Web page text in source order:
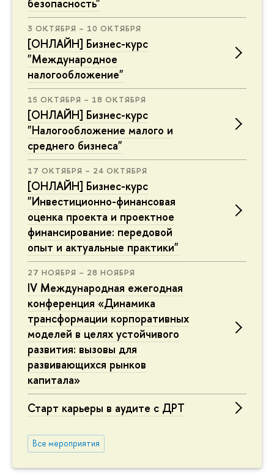
безопасность"
3 ОКТЯБРЯ – 10 ОКТЯБРЯ
[ОНЛАЙН] Бизнес-курс
"Международное
налогообложение"
15 ОКТЯБРЯ – 18 ОКТЯБРЯ
[ОНЛАЙН] Бизнес-курс
"Налогообложение малого и
среднего бизнеса"
17 ОКТЯБРЯ – 24 ОКТЯБРЯ
[ОНЛАЙН] Бизнес-курс
"Инвестиционно-финансовая
оценка проекта и проектное
финансирование: передовой
опыт и актуальные практики"
27 НОЯБРЯ – 28 НОЯБРЯ
IV Международная ежегодная
конференция «Динамика
трансформации корпоративных
моделей в целях устойчивого
развития: вызовы для
развивающихся рынков
капитала»
Старт карьеры в аудите с ДРТ
Все мероприятия